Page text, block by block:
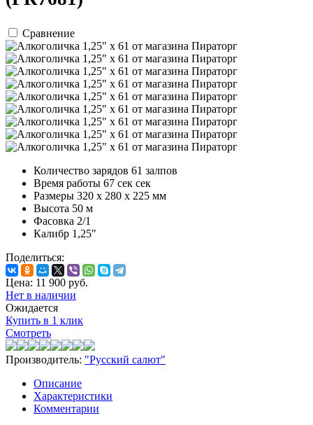
Сравнение
Количество зарядов 61 залпов
Время работы 67 сек сек
Размеры 320 х 280 х 225 мм
Высота 50 м
Фасовка 2/1
Калибр 1,25"
Поделиться:
Цена: 11 900 руб.
Нет в наличии
Ожидается
Купить в 1 клик
Смотреть
Производитель: "Русский салют"
Описание
Характеристики
Комментарии